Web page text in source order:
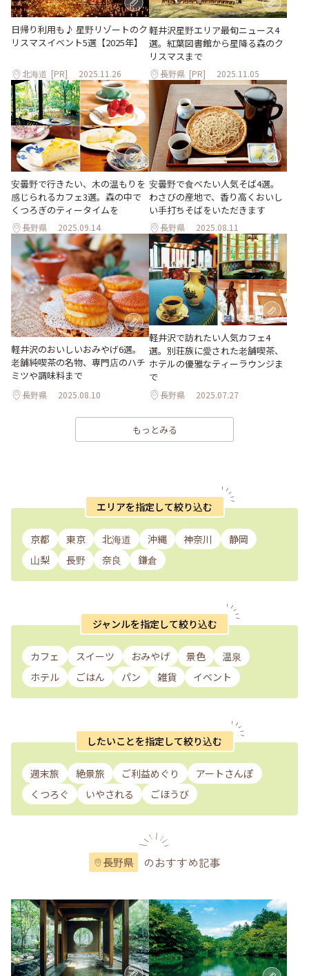
日帰り利用も♪ 星野リゾートのク
リスマスイベント5選【2025年】
北海道 [PR] 2025.11.26
軽井沢星野エリア最旬ニュース4
選。紅葉図書館から星降る森のク
リスマスまで
長野県 [PR] 2025.11.05
安曇野で行きたい、木の温もりを
感じられるカフェ3選。森の中で
くつろぎのティータイムを
長野県 2025.09.14
安曇野で食べたい人気そば4選。
わさびの産地で、香り高くおいし
い手打ちそばをいただきます
長野県 2025.08.11
軽井沢のおいしいおみやげ6選。
老舗純喫茶の名物、専門店のハチ
ミツや調味料まで
長野県 2025.08.10
軽井沢で訪れたい人気カフェ4
選。別荘族に愛された老舗喫茶、
ホテルの優雅なティーラウンジま
で
長野県 2025.07.27
もっとみる
エリアを指定して絞り込む
京都 東京 北海道 沖縄 神奈川
静岡
山梨
長野 奈良 鎌倉
ジャンルを指定して絞り込む
カフェ スイーツ おみやげ 景色
温泉
ホテル
ごはん パン 雑貨 イベント
したいことを指定して絞り込む
週末旅 絶景旅 ご利益めぐり
アートさんぽ
くつろぐ
いやされる ごほうび
長野県 のおすすめ記事